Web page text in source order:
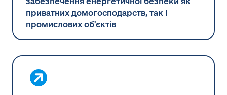
приватних домогосподарств, так і
промислових об'єктів